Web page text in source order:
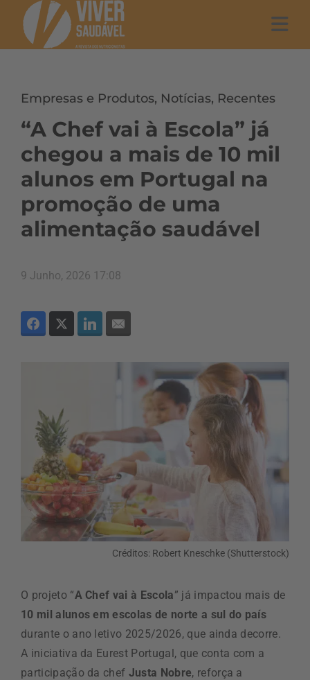
Empresas e Produtos, Notícias, Recentes
“A Chef vai à Escola” já
chegou a mais de 10 mil
alunos em Portugal na
promoção de uma
alimentação saudável
9 Junho, 2026 17:08
Créditos: Robert Kneschke (Shutterstock)
O projeto “A Chef vai à Escola” já impactou mais de
10 mil alunos em escolas de norte a sul do país
durante o ano letivo 2025/2026, que ainda decorre.
A iniciativa da Eurest Portugal, que conta com a
participação da chef Justa Nobre, reforça a